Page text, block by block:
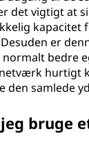
det vigtigt at
kapacitet
er
bedre
hurtigt
samlede
bruge